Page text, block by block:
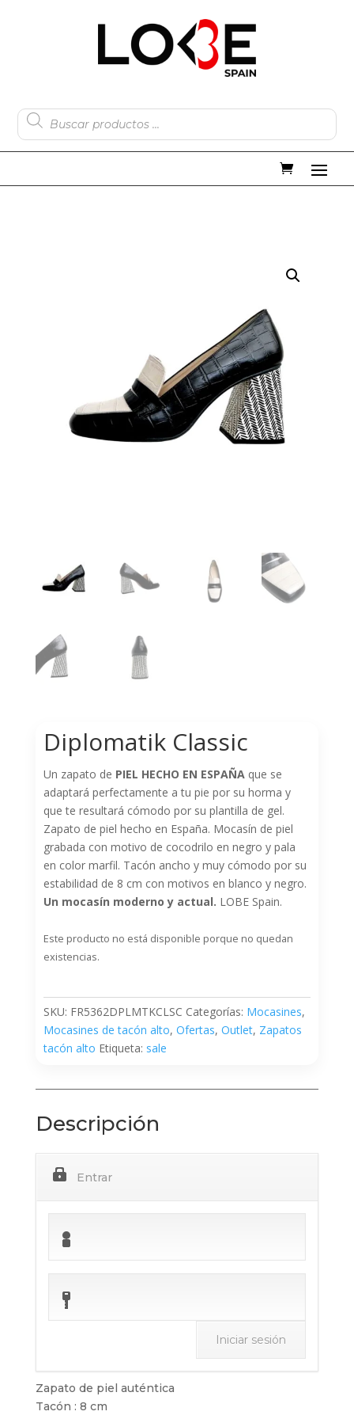
de
productos
Diplomatik Classic
Un zapato de PIEL HECHO EN ESPAÑAque se
adaptará perfectamente a tu pie por su horma y
que te resultará cómodo por su plantilla de gel.
Zapato de piel hecho en España. Mocasín de piel
grabada con motivo de cocodrilo en negro y pala
en color marfil. Tacón ancho y muy cómodo por su
estabilidad de 8 cm con motivos en blanco y negro.
Un mocasín moderno y actual. LOBE Spain.
Este producto no está disponible porque no quedan
existencias.
SKU: FR5362DPLMTKCLSC Categorías: Mocasines,
Mocasines de tacón alto, Ofertas, Outlet, Zapatos
tacón alto Etiqueta: sale
Descripción
Entrar
Zapato de piel auténtica
Tacón : 8 cm